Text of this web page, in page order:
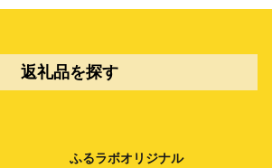
返礼品を探す
ふるラボオリジナル